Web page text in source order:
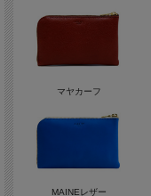
マヤカーフ
MAINEレザー